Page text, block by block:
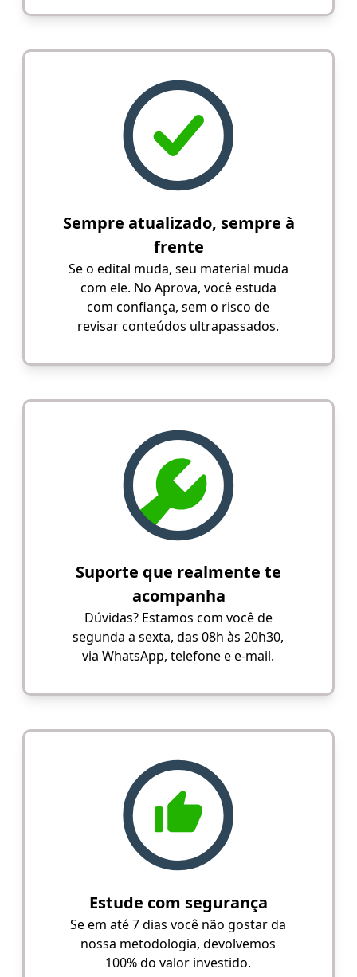
Sempre atualizado, sempre à
frente
Se o edital muda, seu material muda
com ele. No Aprova, você estuda
com confiança, sem o risco de
revisar conteúdos ultrapassados.
Suporte que realmente te
acompanha
Dúvidas? Estamos com você de
segunda a sexta, das 08h às 20h30,
via WhatsApp, telefone e e-mail.
Estude com segurança
Se em até 7 dias você não gostar da
nossa metodologia, devolvemos
100% do valor investido.